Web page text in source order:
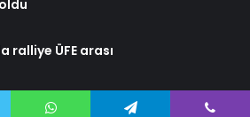
ralliye ÜFE arası